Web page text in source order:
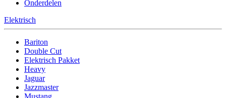
Onderdelen
Elektrisch
Bariton
Double Cut
Elektrisch Pakket
Heavy
Jaguar
Jazzmaster
Mustang